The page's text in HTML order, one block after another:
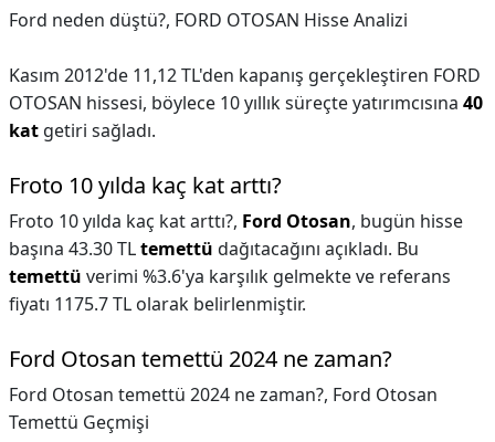
Ford neden düştü?, FORD OTOSAN Hisse Analizi
Kasım 2012'de 11,12 TL'den kapanış gerçekleştiren FORD
OTOSAN hissesi, böylece 10 yıllık süreçte yatırımcısına 40
kat getiri sağladı.
Froto 10 yılda kaç kat arttı?
Froto 10 yılda kaç kat arttı?, Ford Otosan, bugün hisse
başına 43.30 TLtemettü dağıtacağını açıkladı. Bu
temettü verimi %3.6'ya karşılık gelmekte ve referans
fiyatı 1175.7 TL olarak belirlenmiştir.
Ford Otosan temettü 2024 ne zaman?
Ford Otosan temettü 2024 ne zaman?, Ford Otosan
Temettü Geçmişi